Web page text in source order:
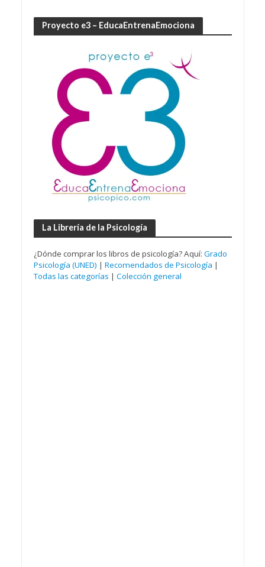
Proyecto e3 – EducaEntrenaEmociona
La Librería de la Psicología
¿Dónde comprar los libros de psicología? Aquí: Grado
Psicología (UNED) | Recomendados de Psicología |
Todas las categorías | Colección general